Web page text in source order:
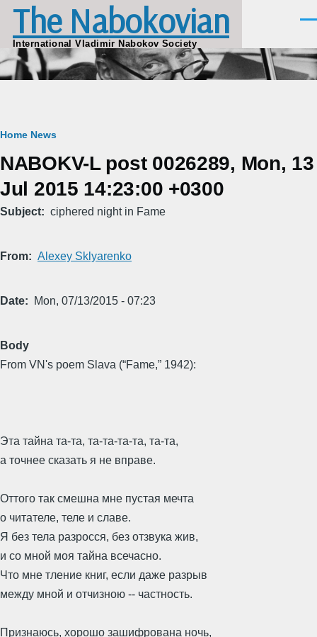
Skip to main content
The Nabokovian
International Vladimir Nabokov Society
Breadcrumb
Home News
NABOKV-L post 0026289, Mon, 13
Jul 2015 14:23:00 +0300
Subject ciphered night in Fame
From Alexey Sklyarenko
Date Mon, 07/13/2015 - 07:23
Body
From VN's poem Slava (“Fame,” 1942):
Эта тайна та-та, та-та-та-та, та-та,
а точнее сказать я не вправе.
Оттого так смешна мне пустая мечта
о читателе, теле и славе.
Я без тела разросся, без отзвука жив,
и со мной моя тайна всечасно.
Что мне тление книг, если даже разрыв
между мной и отчизною -- частность.
Признаюсь, хорошо зашифрована ночь,